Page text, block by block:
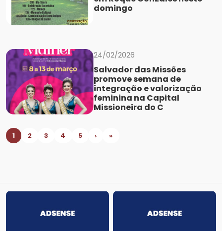
domingo
24/02/2026
Salvador das Missões
promove semana de
integração e valorização
feminina na Capital
Missioneira do C
1 2 3 4 5 › »